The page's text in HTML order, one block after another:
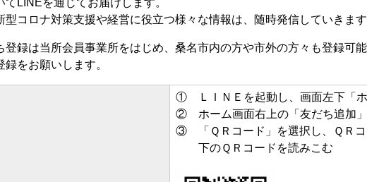
てLINEを通じてお届けします。
コロナ対策支援や経営に役立つ様々な情報は、随時発信していきます
登録は当所会員事業所をはじめ、桑名市内の方や市外の方々も登録可能
録をお願いします。
① ＬＩＮＥを起動し、画面左下「
② ホーム画面右上の「友だち追加
③ 「ＱＲコード」を選択し、ＱＲコ
下のＱＲコードを読みこむ